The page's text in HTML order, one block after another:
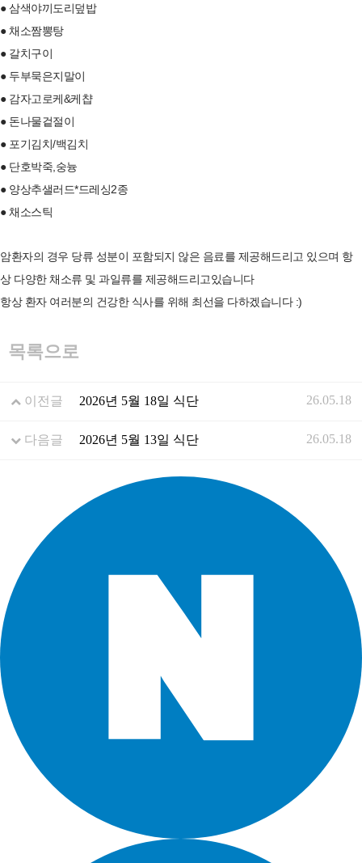
● 삼색야끼도리덮밥
● 채소짬뽕탕
● 갈치구이
● 두부묵은지말이
● 감자고로케&케챱
● 돈나물겉절이
● 포기김치/백김치
● 단호박죽,숭늉
● 양상추샐러드*드레싱2종
● 채소스틱
암환자의 경우 당류 성분이 포함되지 않은 음료를 제공해드리고 있으며 항
상 다양한 채소류 및 과일류를 제공해드리고있습니다
항상 환자 여러분의 건강한 식사를 위해 최선을 다하겠습니다 :)
목록으로
이전글 2026년 5월 18일 식단 26.05.18
다음글 2026년 5월 13일 식단 26.05.18